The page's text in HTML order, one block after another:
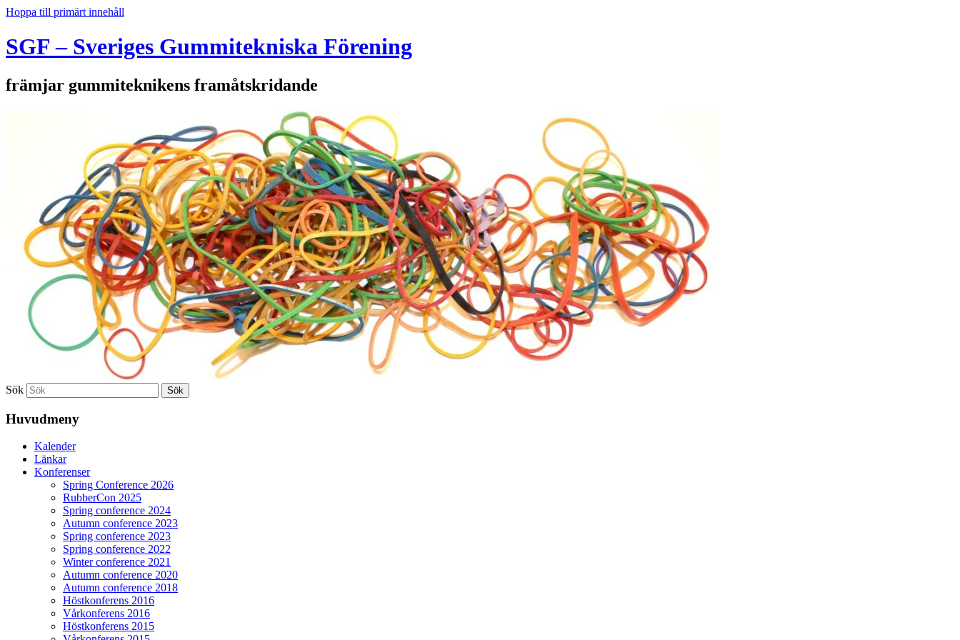
Hoppa till primärt innehåll
SGF – Sveriges Gummitekniska Förening
främjar gummiteknikens framåtskridande
Sök
Huvudmeny
Kalender
Länkar
Konferenser
Spring Conference 2026
RubberCon 2025
Spring conference 2024
Autumn conference 2023
Spring conference 2023
Spring conference 2022
Winter conference 2021
Autumn conference 2020
Autumn conference 2018
Höstkonferens 2016
Vårkonferens 2016
Höstkonferens 2015